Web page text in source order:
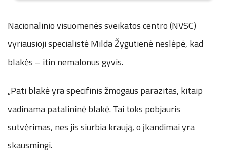
Nacionalinio visuomenės sveikatos centro (NVSC)
vyriausioji specialistė Milda Žygutienė neslėpė, kad
blakės – itin nemalonus gyvis.
„Pati blakė yra specifinis žmogaus parazitas, kitaip
vadinama patalininė blakė. Tai toks pobjauris
sutvėrimas, nes jis siurbia kraują, o įkandimai yra
skausmingi.